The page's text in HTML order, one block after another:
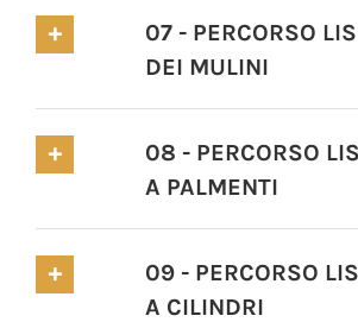
07 - PERCORSO
DEI MULINI
08 - PERCORSO
A PALMENTI
09 - PERCORSO
A CILINDRI